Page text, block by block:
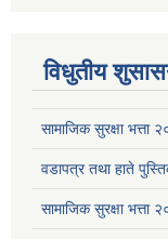
विधुतीय
सामाजिक सुरक्षा
वडापत्र तथा हाते
सामाजिक सुरक्षा भत्ता